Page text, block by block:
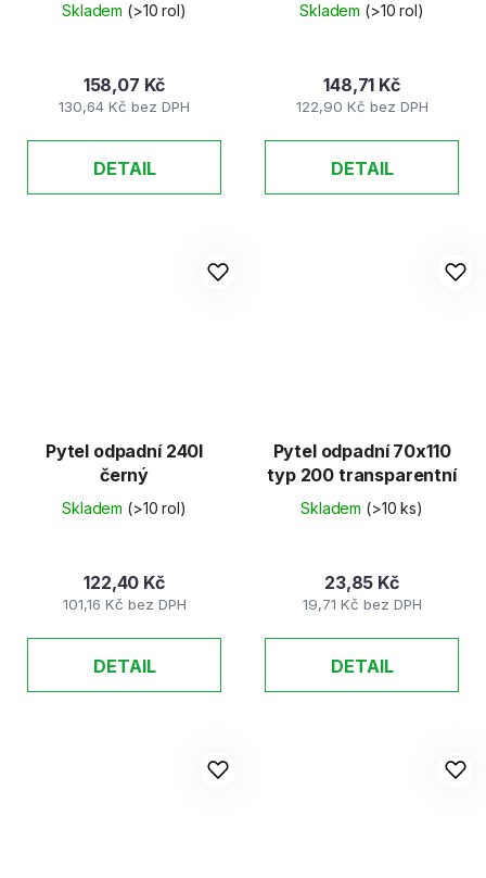
Skladem (>10 rol)
130,64 Kč bez DPH
158,07 Kč
DETAIL
Skladem (>10 rol)
122,90 Kč bez DPH
148,71 Kč
DETAIL
Pytel odpadní 240l
černý
Skladem (>10 rol)
101,16 Kč bez DPH
122,40 Kč
DETAIL
Pytel odpadní 70x110
typ 200 transparentní
Skladem (>10 ks)
19,71 Kč bez DPH
23,85 Kč
DETAIL